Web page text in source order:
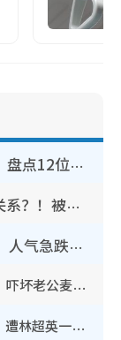
《爱·回家》隐形富豪卧虎藏龙！盘点12位财气逼人的有钱艺人：这位美女3亿身家不愁做
叶泓文拍拖一周年亲口否认情侣关系？！被质疑感情造假竟称GM“普通同事”
30岁男艺人低调宣布已秘密离巢！人气急跌变失踪人口：“这几年过得并不容易”
简淑儿染金发剪短头发气质判若两人！吓坏老公麦大力都认不出：“你做什么？”
TVB新闻主播陈嘉欣镜头前罕见失守！遭林超英一句话突袭吓坏当场大笑